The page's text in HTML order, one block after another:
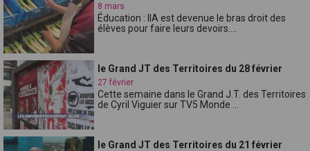
8 mars
Éducation : lIA est devenue le bras droit des
élèves pour faire leurs devoirs....
le Grand JT des Territoires du 28 février
27 février
Cette semaine dans le Grand J.T. des Territoires
de Cyril Viguier sur TV5 Monde ...
le Grand JT des Territoires du 21 février